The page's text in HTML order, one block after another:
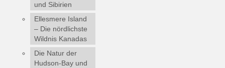
und Sibirien
Ellesmere Island
– Die nördlichste
Wildnis Kanadas
Die Natur der
Hudson-Bay und